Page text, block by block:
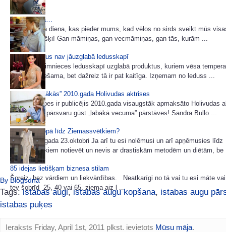
Mātes dienā…
Šodiena ir tā diena, kas pieder mums, kad vēlos no sirds sveikt mūs
katru atsevišķi! Gan māmiņas, gan vecmāmiņas, gan tās, kurām ...
Produkti kurus nav jāuzglabā ledusskapī
Daudzas saimnieces ledusskapī uzglabā produktus, kuriem vēsa
nav nepieciešama, bet dažreiz tā ir pat kaitīga. Izņemam no leduss ...
Pašas „dārgākās” 2010.gada Holivudas aktrises
Žurnāls Forbes ir publicējis 2010.gada visaugstāk apmaksāto Holivudas
sarakstu un pārsvaru gūst „labākā vecuma” pārstāves! Sandra Bullo ...
Tievējam kopā līdz Ziemassvētkiem?
Sākot ar šī gada 23.oktobri Ja arī tu esi nolēmusi un arī apņēmusies līdz
Ziemassvētkiem notievēt un nevis ar drastiskām metodēm un diētām, be
85 idejas lietišķam biznesa stilam
Šoreiz bez vārdiem un liekvārdības. Neatkarīgi no tā vai tu esi māte
tev šobrīd 25, 40 vai 65, ziema aiz l ...
By Blogsdna
Tags:istabas augi, istabas augu kopšana, istabas augu
istabas puķes
Ieraksts Friday, April 1st, 2011 plkst. ievietots Mūsu māja.